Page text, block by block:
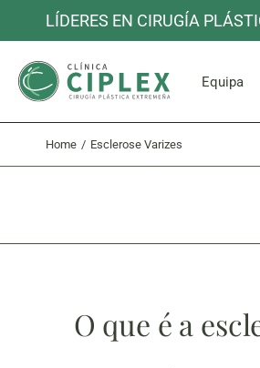
LÍDERES EN CIRUGÍA
Equipa
Home Esclerose Varizes
O que é a